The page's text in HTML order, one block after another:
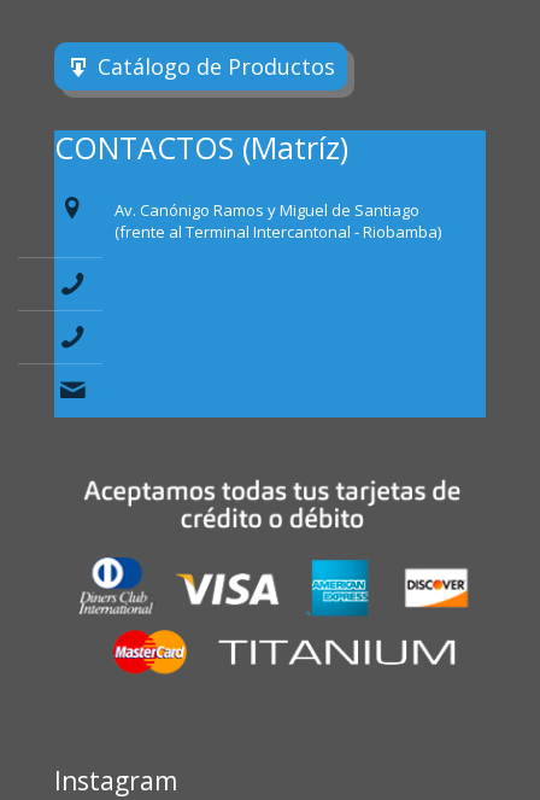
Catálogo de Productos
CONTACTOS (Matríz)
Av. Canónigo Ramos y Miguel de Santiago
(frente al Terminal Intercantonal - Riobamba)
Instagram